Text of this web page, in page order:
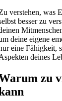
verstehen, was
besser zu
deine eigene
eine Fähigkeit,
deines
zu